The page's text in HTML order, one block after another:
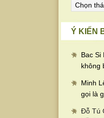
viết
theo
thángÝ KIẾN
Bac Si
không
Minh
gọi là
Đỗ Tú